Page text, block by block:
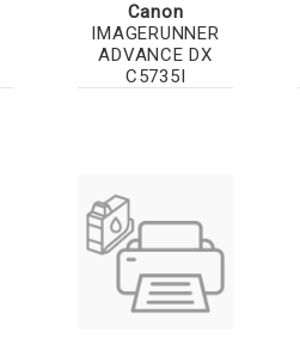
Canon
IMAGERUNNER
ADVANCE DX
C5735I